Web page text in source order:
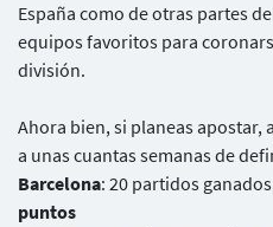
España como de otras partes
equipos favoritos para
división.
Ahora bien, si planeas apostar,
a unas cuantas semanas de
Barcelona: 20 partidos
puntos